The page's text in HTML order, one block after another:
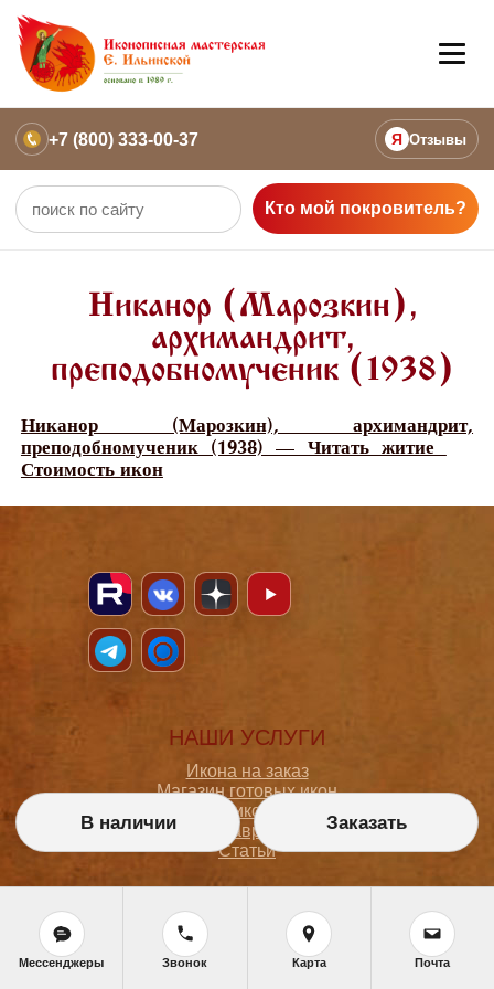
+7 (800) 333-00-37 Я Отзывы
Кто мой покровитель?
Никанор (Марозкин),
архимандрит,
преподобномученик (1938)
Никанор (Марозкин), архимандрит,
преподобномученик (1938) — Читать житие
Стоимость икон
НАШИ УСЛУГИ
Икона на заказ
Магазин готовых икон
Школа иконописи
Реставрация
Статьи
ПОКУПАТЕЛЮ
О мастерской
Как сделать заказ
В наличии Заказать
Мессенджеры Звонок Карта Почта